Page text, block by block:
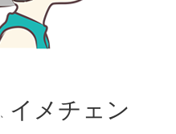
イメチェン